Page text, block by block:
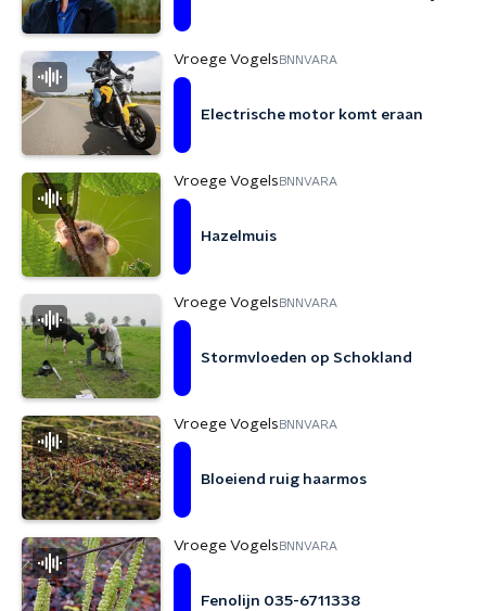
Vroege Vogels BNNVARA
Electrische motor komt eraan
Vroege Vogels BNNVARA
Hazelmuis
Vroege Vogels BNNVARA
Stormvloeden op Schokland
Vroege Vogels BNNVARA
Bloeiend ruig haarmos
Vroege Vogels BNNVARA
Fenolijn 035-6711338